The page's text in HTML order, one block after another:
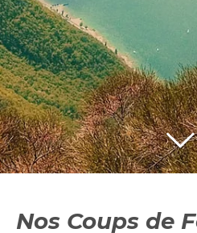
Nos Coups de